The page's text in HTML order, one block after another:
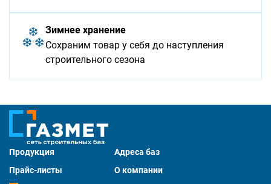
Зимнее хранение
Сохраним товар у себя до наступления
строительного сезона
Продукция
Адреса баз
Прайс-листы
О компании